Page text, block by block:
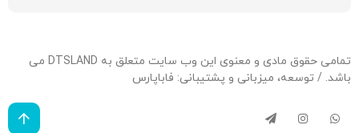
تمامی حقوق مادی و معنوی این وب سایت متعلق به DTSLAND می
باشد. / توسعه، میزبانی و پشتیبانی: فاباپارس